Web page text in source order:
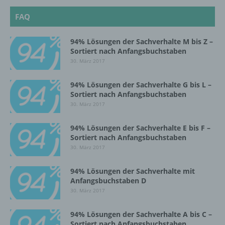
FAQ
94% Lösungen der Sachverhalte M bis Z –
Sortiert nach Anfangsbuchstaben
30. März 2017
94% Lösungen der Sachverhalte G bis L –
Sortiert nach Anfangsbuchstaben
30. März 2017
94% Lösungen der Sachverhalte E bis F –
Sortiert nach Anfangsbuchstaben
30. März 2017
94% Lösungen der Sachverhalte mit
Anfangsbuchstaben D
30. März 2017
94% Lösungen der Sachverhalte A bis C –
werden, um bestimmte persönliche Aspekte,
zu bewerten, insbesondere, um Aspekte
bezüglich Arbeitsleistung, wirtschaftlicher
Lage, Gesundheit, persönlicher Vorlieben,
Interessen, Zuverlässigkeit, Verhalten,
Aufenthaltsort oder Ortswechsel dieser
natürlichen Person zu analysieren oder
vorherzusagen.
f) Pseudonymisierung
Pseudonymisierung ist die Verarbeitung
personenbezogener Daten in einer Weise,
auf welche die personenbezogenen Daten
ohne Hinzuziehung zusätzlicher
Informationen nicht mehr einer spezifischen
betroffenen Person zugeordnet werden
Informationen gesondert aufbewahrt werden